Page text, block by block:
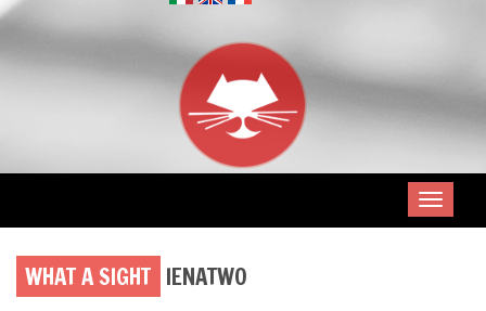
WHAT A SIGHT IENATWO